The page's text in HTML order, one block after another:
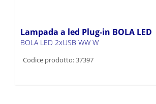
Lampada a led Plug-in BOLA LED
BOLA LED 2xUSB WW W
Codice prodotto: 37397